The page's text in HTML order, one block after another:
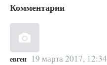
Комментарии
евген 19 марта 2017, 12:34